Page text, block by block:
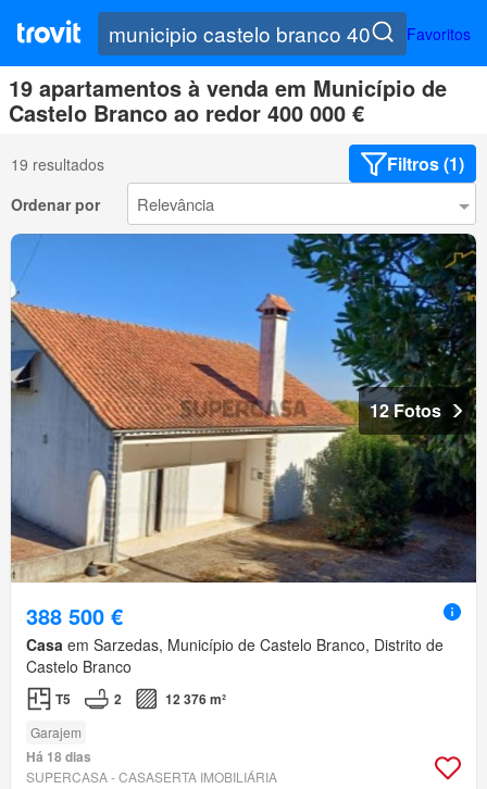
Favoritos
19 apartamentos à venda em Município de
Castelo Branco ao redor 400 000 €
19 resultados Filtros (1)
Ordenar por
12 Fotos
388 500 €
Casa em Sarzedas, Município de Castelo Branco, Distrito de
Castelo Branco
T5 2 12 376 m²
Garajem
Há 18 dias
SUPERCASA - CASASERTA IMOBILIÁRIA